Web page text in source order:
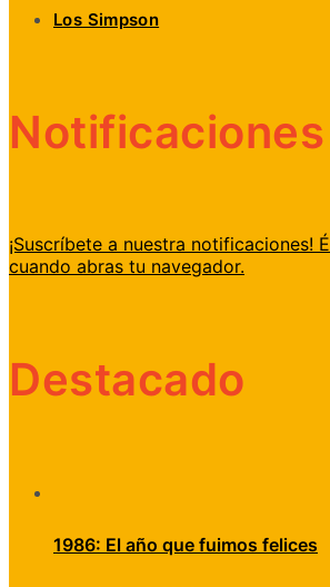
Los Simpson
Notificaciones
¡Suscríbete a nuestra notificaciones!
cuando abras tu navegador.
Destacado
1986: El año que fuimos felices